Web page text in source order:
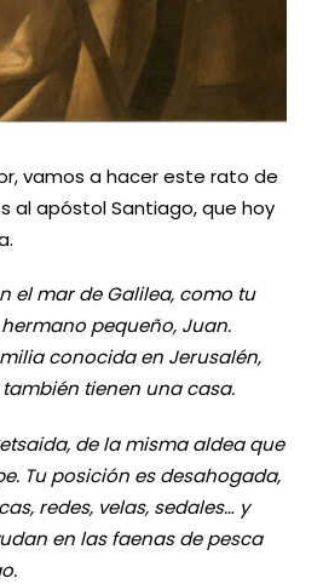
vamos a hacer este rato de
al apóstol Santiago, que hoy
el mar de Galilea, como tu
pequeño, Juan.
conocida en Jerusalén,
tienen una casa.
de la misma aldea que
Tu posición es desahogada,
redes, velas, sedales… y
en las faenas de pesca